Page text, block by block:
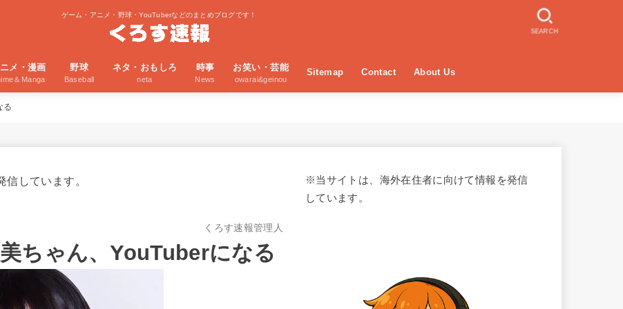
ゲーム・アニメ・野球・YouTuberなどのまとめブログです！
メ・漫画
＆Manga
野球
Baseball
ネタ・おもしろ
neta
時事
News
お笑い・芸能
owarai&geinou
Sitemap Contact About Us
SEARCH
る
しています。
くろす速報管理人
ちゃん、YouTuberになる
※当サイトは、海外在住者に向けて情報を発信
しています。